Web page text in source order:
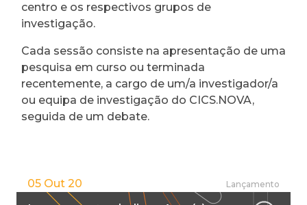
centro e os respectivos grupos de
investigação.
Cada sessão consiste na apresentação de uma
pesquisa em curso ou terminada
recentemente, a cargo de um/a investigador/a
ou equipa de investigação do CICS.NOVA,
seguida de um debate.
05 Out 20 Lançamento